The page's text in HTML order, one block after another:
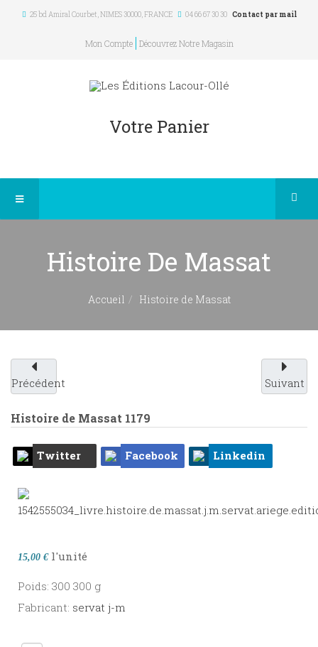
25 bd Amiral Courbet, NIMES 30000,FRANCE 04 66 67 30 30 Contact par mail
Mon Compte Découvrez Notre Magasin
Votre Panier
Histoire De Massat
Accueil Histoire de Massat
Précédent Suivant
Histoire de Massat 1179
Twitter Facebook Linkedin
15,00 € l'unité
Poids: 300 300 g
Fabricant: servat j-m